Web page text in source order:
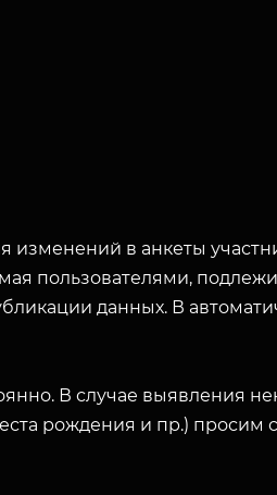
в анкеты
пользователями,
данных. В
В случае выявления
рождения и пр.) просим